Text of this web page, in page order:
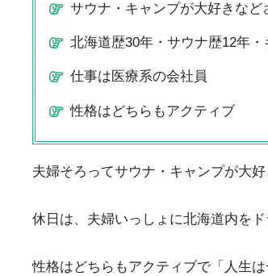
サウナ・キャンプが大好きなど
北海道歴30年・サウナ歴12年
仕事は医療系の会社員
性格はどちらもアクティブ
夫婦そろってサウナ・キャンプが大好
休日は、夫婦いっしょに北海道内を
性格はどちらもアクティブで「人生